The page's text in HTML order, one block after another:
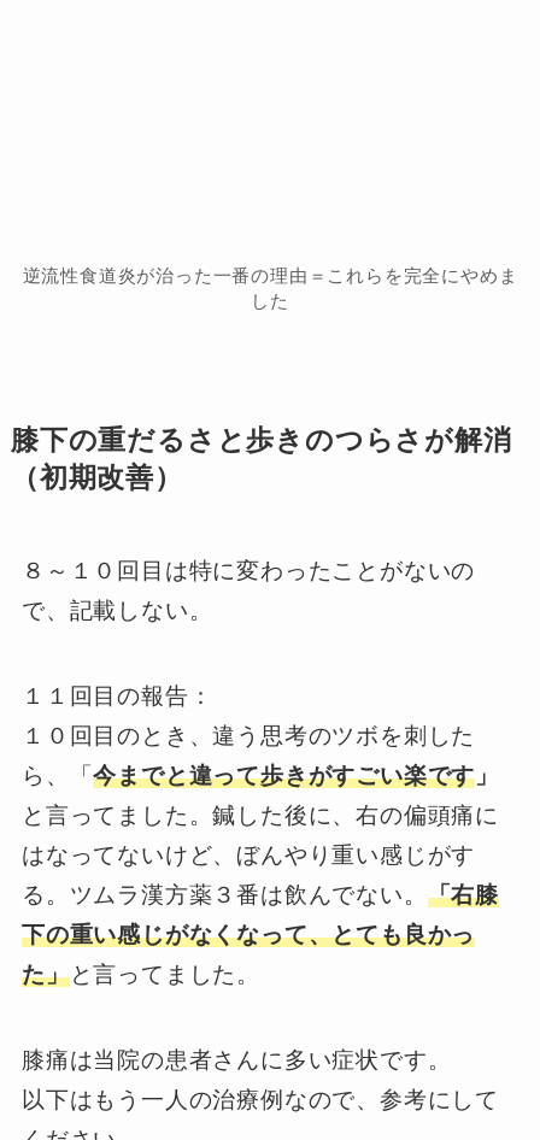
逆流性食道炎が治った一番の理由＝これらを完全にやめま
した
膝下の重だるさと歩きのつらさが解消
（初期改善）
８～１０回目は特に変わったことがないの
で、記載しない。
１１回目の報告：
１０回目のとき、違う思考のツボを刺した
ら、「今までと違って歩きがすごい楽です 」
と言ってました。鍼した後に、右の偏頭痛に
はなってないけど、ぼんやり重い感じがす
る。ツムラ漢方薬３番は飲んでない。 「右膝
下の重い感じがなくなって、とても良かっ
た」と言ってました。
膝痛は当院の患者さんに多い症状です。
以下はもう一人の治療例なので、参考にして